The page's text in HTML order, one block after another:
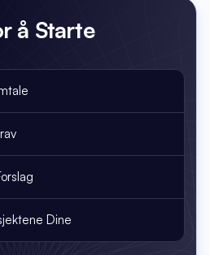
å Starte
Dine